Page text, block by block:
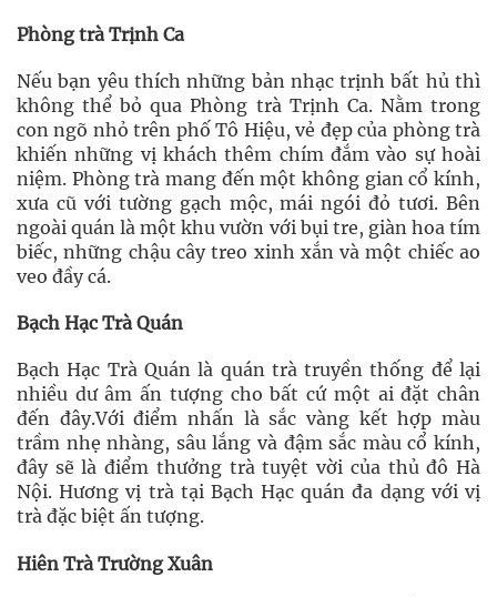
Phòng trà Trịnh Ca
Nếu bạn yêu thích những bản nhạc trịnh bất hủ thì
không thể bỏ qua Phòng trà Trịnh Ca. Nằm trong
con ngõ nhỏ trên phố Tô Hiệu, vẻ đẹp của phòng trà
khiến những vị khách thêm chím đắm vào sự hoài
niệm. Phòng trà mang đến một không gian cổ kính,
xưa cũ với tường gạch mộc, mái ngói đỏ tươi. Bên
ngoài quán là một khu vườn với bụi tre, giàn hoa tím
biếc, những chậu cây treo xinh xắn và một chiếc ao
veo đầy cá.
Bạch Hạc Trà Quán
Bạch Hạc Trà Quán là quán trà truyền thống để lại
nhiều dư âm ấn tượng cho bất cứ một ai đặt chân
đến đây.Với điểm nhấn là sắc vàng kết hợp màu
trầm nhẹ nhàng, sâu lắng và đậm sắc màu cổ kính,
đây sẽ là điểm thưởng trà tuyệt vời của thủ đô Hà
Nội. Hương vị trà tại Bạch Hạc quán đa dạng với vị
trà đặc biệt ấn tượng.
Hiên Trà Trường Xuân